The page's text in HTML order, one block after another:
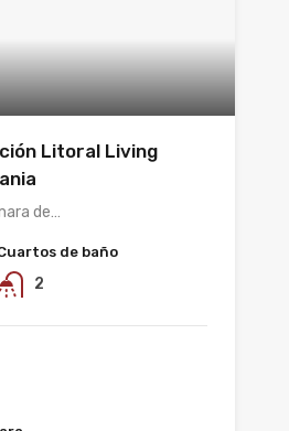
Litoral Living
de…
de baño
2